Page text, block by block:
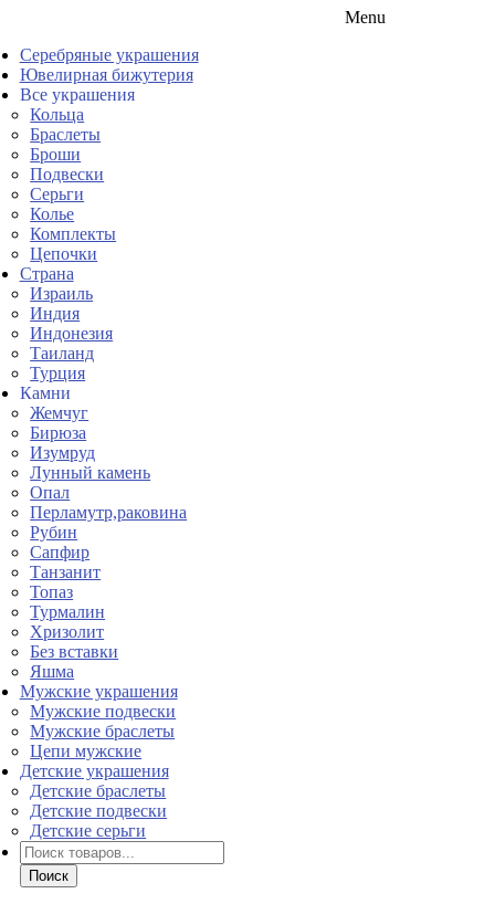
Menu
Серебряные украшения
Ювелирная бижутерия
Все украшения
Кольца
Браслеты
Броши
Подвески
Серьги
Колье
Комплекты
Цепочки
Страна
Израиль
Индия
Индонезия
Таиланд
Турция
Камни
Жемчуг
Бирюза
Изумруд
Лунный камень
Опал
Перламутр,раковина
Рубин
Сапфир
Танзанит
Топаз
Турмалин
Хризолит
Без вставки
Яшма
Мужские украшения
Мужские подвески
Мужские браслеты
Цепи мужские
Детские украшения
Детские браслеты
Детские подвески
Детские серьги
Поиск
товаров
Поиск